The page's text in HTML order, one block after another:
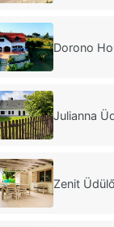
Dorono
Julianna
Zenit